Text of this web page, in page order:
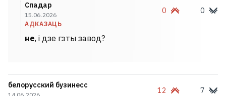
Спадар
15.06.2026
АДКАЗАЦЬ
0 0
не, і дзе гэты завод?
белорусский бузинесс
12 7